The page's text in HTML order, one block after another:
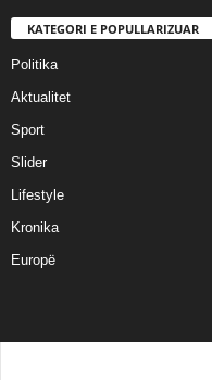
KATEGORI E POPULLARIZUAR
Politika
Aktualitet
Sport
Slider
Lifestyle
Kronika
Europë